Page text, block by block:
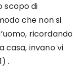
scopo di
che non si
ricordando
casa, invano vi
.